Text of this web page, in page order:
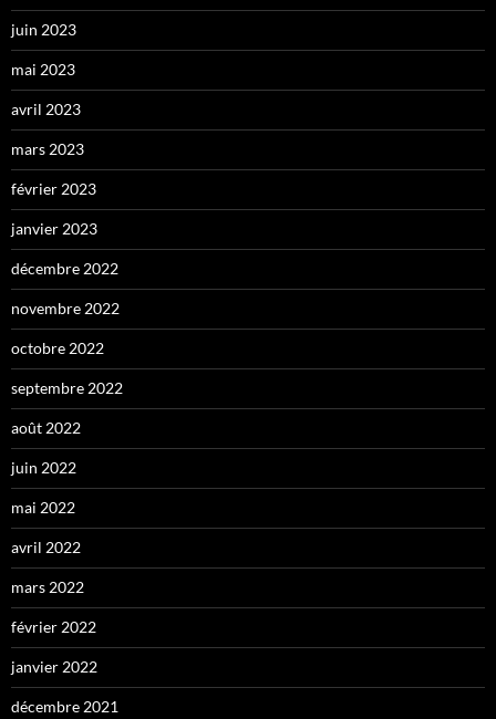
juin 2023
mai 2023
avril 2023
mars 2023
février 2023
janvier 2023
décembre 2022
novembre 2022
octobre 2022
septembre 2022
août 2022
juin 2022
mai 2022
avril 2022
mars 2022
février 2022
janvier 2022
décembre 2021